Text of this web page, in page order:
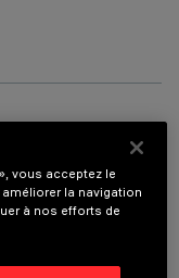
vous acceptez le
la navigation
à nos efforts de